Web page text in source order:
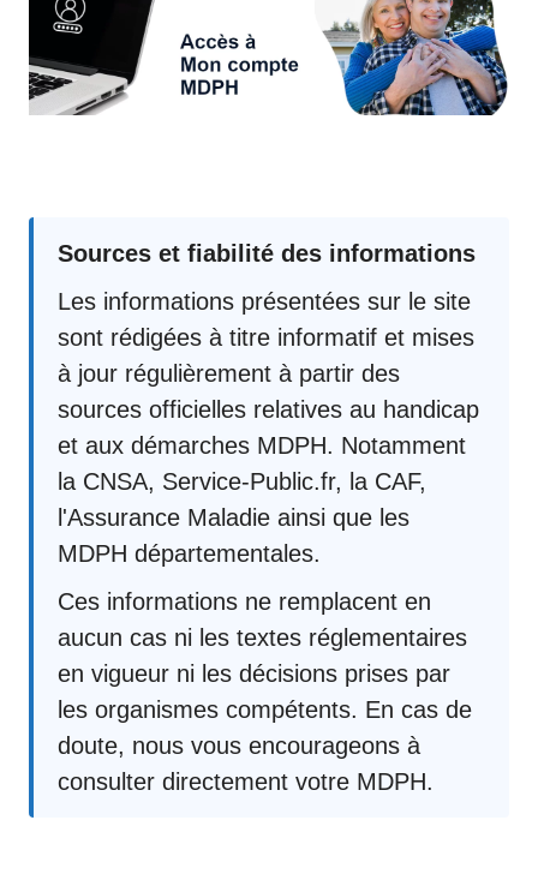
Sources et fiabilité des informations
Les informations présentées sur le site
sont rédigées à titre informatif et mises
à jour régulièrement à partir des
sources officielles relatives au handicap
et aux démarches MDPH. Notamment
la CNSA, Service-Public.fr, la CAF,
l'Assurance Maladie ainsi que les
MDPH départementales.
Ces informations ne remplacent en
aucun cas ni les textes réglementaires
en vigueur ni les décisions prises par
les organismes compétents. En cas de
doute, nous vous encourageons à
consulter directement votre MDPH.